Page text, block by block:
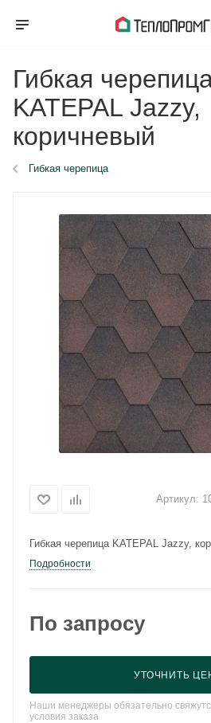
Гибкая
KATEPAL Jazzy,
коричневый
Гибкая черепица
Артикул:
Гибкая черепица KATEPAL Jazzy,
Подробности
По запросу
УТОЧНИТЬ
Наши менеджеры обязательно
условия заказа